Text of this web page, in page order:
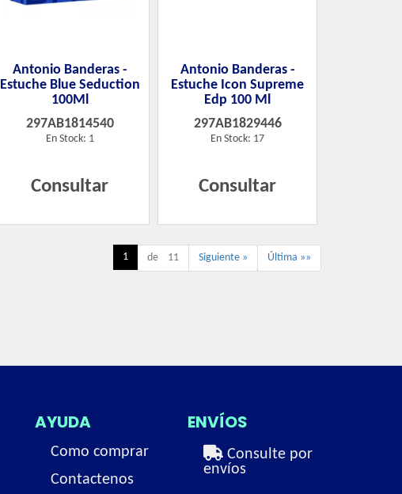
Antonio Banderas -
Estuche Blue Seduction
100Ml
297AB1814540
En Stock: 1
Consultar
Antonio Banderas -
Estuche Icon Supreme
Edp 100 Ml
297AB1829446
En Stock: 17
Consultar
1 de 11 Siguiente » Última »»
AYUDA
Como comprar
Contactenos
ENVÍOS
Consulte por
envíos